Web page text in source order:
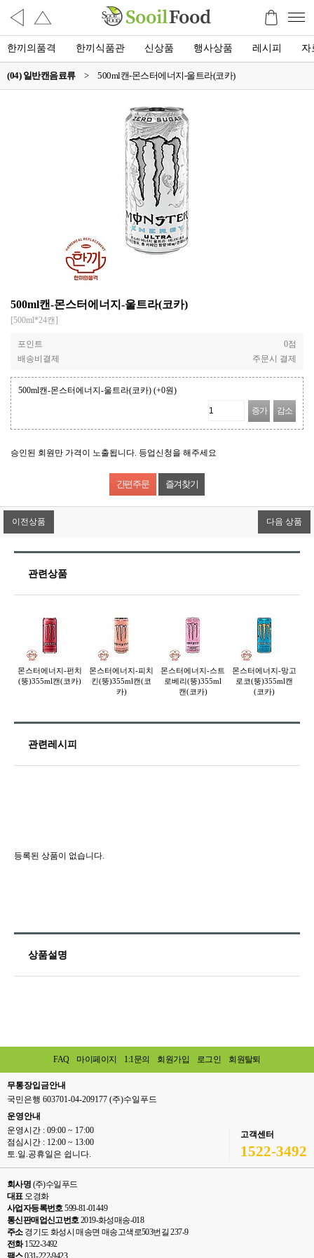
한끼의품격 한끼식품관 신상품 행사상품 레시피 자
(04) 일반캔음료류 > 500ml캔-몬스터에너지-울트라(코카)
500ml캔-몬스터에너지-울트라(코카)
[500ml*24캔]
포인트
0점
배송비결제
주문시 결제
500ml캔-몬스터에너지-울트라(코카) (+0원)
증가 감소
승인된 회원만 가격이 노출됩니다. 등업신청을 해주세요
즐겨찾기
이전상품 다음 상품
관련상품
몬스터에너지-펀치
(뚱)355ml캔(코카)
몬스터에너지-피치
킨(뚱)355ml캔(코
카)
몬스터에너지-스트
로베리(뚱)355ml
캔(코카)
몬스터에너지-망고
로코(뚱)355ml캔
(코카)
관련레시피
등록된 상품이 없습니다.
상품설명
FAQ 마이페이지 1:1문의 회원가입 로그인 회원탈퇴
무통장입금안내
국민은행 603701-04-209177 (주)수일푸드
운영안내
운영시간 : 09:00 ~ 17:00
점심시간 : 12:00 ~ 13:00
토.일.공휴일은 쉽니다.
고객센터
1522-3492
회사명 (주)수일푸드
대표오경화
사업자등록번호599-81-01449
통신판매업신고번호2019-화성매송-018
주소경기도 화성시 매송면 매송고색로503번길 237-9
전화1522-3492
팩스031-222-9423